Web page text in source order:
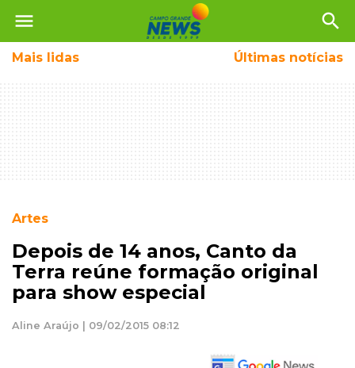
menu search
Mais lidas Últimas notícias
Artes
Depois de 14 anos, Canto da
Terra reúne formação original
para show especial
Aline Araújo | 09/02/2015 08:12